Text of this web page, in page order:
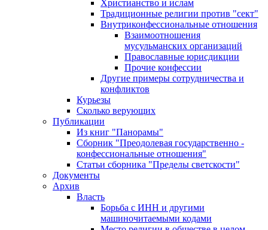
Христианство и ислам
Традиционные религии против "сект"
Внутриконфессиональные отношения
Взаимоотношения
мусульманских организаций
Православные юрисдикции
Прочие конфессии
Другие примеры сотрудничества и
конфликтов
Курьезы
Сколько верующих
Публикации
Из книг "Панорамы"
Сборник "Преодолевая государственно -
конфессиональные отношения"
Статьи сборника "Пределы светскости"
Документы
Архив
Власть
Борьба с ИНН и другими
машиночитаемыми кодами